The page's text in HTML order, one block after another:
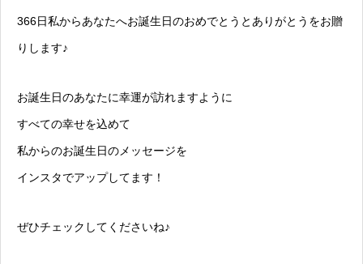
366日私からあなたへお誕生日のおめでとうとありがとうをお贈
りします♪
お誕生日のあなたに幸運が訪れますように
すべての幸せを込めて
私からのお誕生日のメッセージを
インスタでアップしてます！
ぜひチェックしてくださいね♪